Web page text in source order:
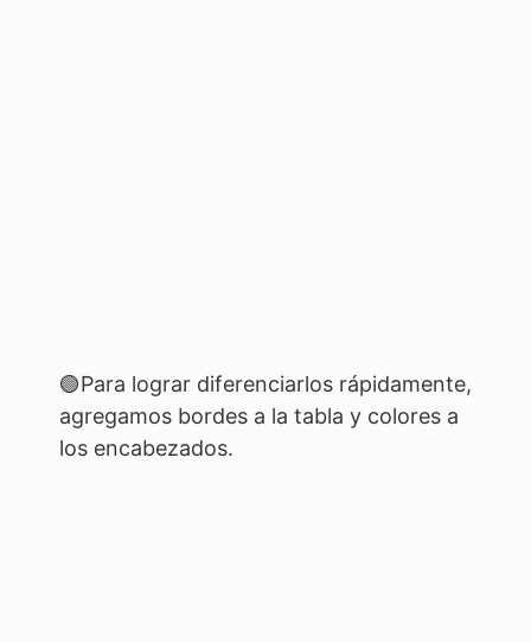
🟢Para lograr diferenciarlos rápidamente,
agregamos bordes a la tabla y colores a
los encabezados.